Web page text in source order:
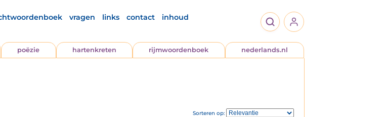
vragen links contact inhoud
poëzie hartenkreten rijmwoordenboek nederlands.nl
Sorteren op: